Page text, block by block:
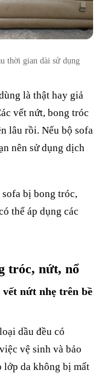
thời gian dài sử dụng
là thật hay giả
vết nứt, bong tróc
lâu rồi. Nếu bộ sofa
nên sử dụng dịch
sofa bị bong tróc,
thể áp dụng các
tróc, nứt, nổ
nứt nhẹ trên bề
dầu đều có
vệ sinh và bảo
lớp da không bị mất